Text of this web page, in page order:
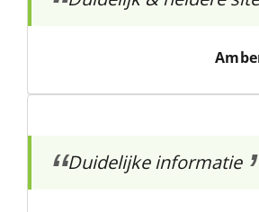
Duidelijke informatie